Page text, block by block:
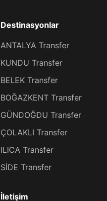
Destinasyonlar
ANTALYA Transfer
KUNDU Transfer
BELEK Transfer
BOĞAZKENT Transfer
GÜNDOĞDU Transfer
ÇOLAKLI Transfer
ILICA Transfer
SİDE Transfer
İletişim